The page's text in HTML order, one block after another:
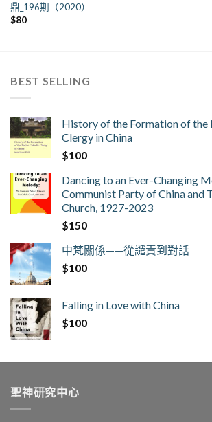
鼎_196期（2020）
$80
BEST SELLING
History of the Formation of the
Clergy in China
$100
Dancing to an Ever-Changing
Communist Party of China and
Church, 1927-2023
$150
中梵關係——從譴責到對話
$100
Falling in Love with China
$100
聖神研究中心